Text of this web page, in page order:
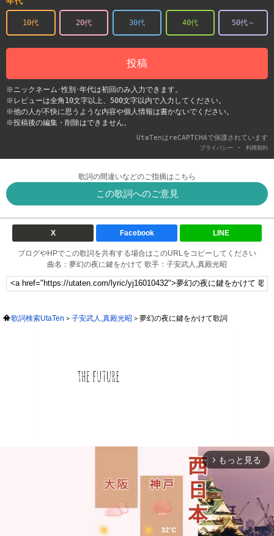
10代 20代 30代 40代 50代～
投稿
※ニックネーム･性別･年代は初回のみ入力できます。
※レビューは全角10文字以上、500文字以内で入力してください。
※他の人が不快に思うような内容や個人情報は書かないでください。
※投稿後の編集・削除はできません。
UtaTenはreCAPTCHAで保護されています
プライバシー - 利用契約
歌詞の間違いなどのご指摘はこちら
この歌詞へのご意見
X Facebook LINE
ブログやHPでこの歌詞を共有する場合はこのURLをコピーしてください
曲名：夢幻の夜に鍵をかけて 歌手：子安武人,真殿光昭
歌詞検索UtaTen 子安武人,真殿光昭 夢幻の夜に鍵をかけて歌詞
arrow_forward_ios もっと見る